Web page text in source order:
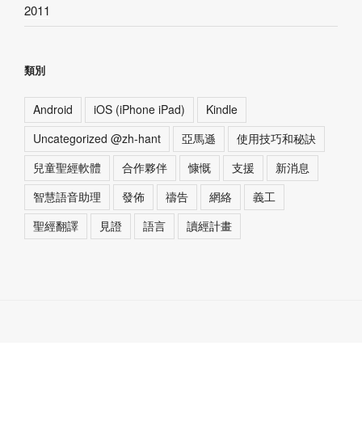
2011
類別
Android iOS (iPhone iPad)
Kindle
Uncategorized @zh-hant
亞馬遜
使用技巧和秘訣
兒童聖經軟體
合作夥伴 慷慨 支援
新消息
智慧語音助理
發佈 禱告 網絡
義工
聖經翻譯
見證 語言 讀經計畫